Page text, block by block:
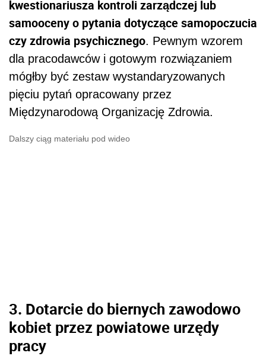
kwestionariusza kontroli zarządczej lub
samooceny o pytania dotyczące samopoczucia
czy zdrowia psychicznego. Pewnym wzorem
dla pracodawców i gotowym rozwiązaniem
mógłby być zestaw wystandaryzowanych
pięciu pytań opracowany przez
Międzynarodową Organizację Zdrowia.
Dalszy ciąg materiału pod wideo
3. Dotarcie do biernych zawodowo
kobiet przez powiatowe urzędy
pracy